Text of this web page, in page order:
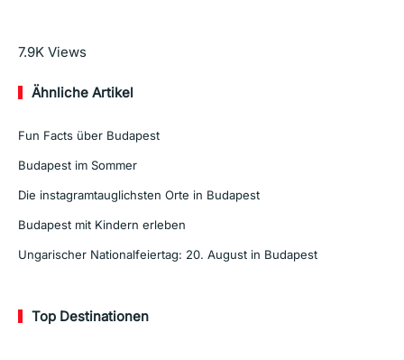
Mehr lesen
7.9K Views
Ähnliche Artikel
Fun Facts über Budapest
Budapest im Sommer
Die instagramtauglichsten Orte in Budapest
Budapest mit Kindern erleben
Ungarischer Nationalfeiertag: 20. August in Budapest
Top Destinationen